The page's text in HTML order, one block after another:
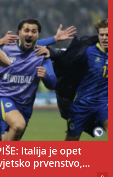
Italija je opet
prvenstvo,...